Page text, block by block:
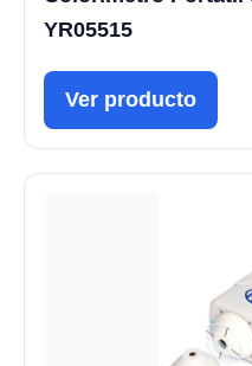
YR05515
Ver producto